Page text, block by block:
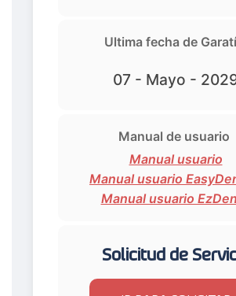
Ultima fecha de
07 - Mayo -
Manual de usuario
Manual usuario
Manual usuario
Manual usuario
Solicitud de